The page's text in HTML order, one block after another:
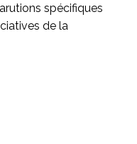
spécifiques
de la